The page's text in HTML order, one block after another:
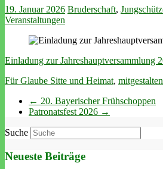
19. Januar 2026 Bruderschaft,
Veranstaltungen
Einladung zur Jahreshauptversammlung
Für Glaube Sitte und Heimat, mitgestalten
← 20. Bayerischer Frühschoppen
Patronatsfest 2026 →
Suche
Neueste Beiträge